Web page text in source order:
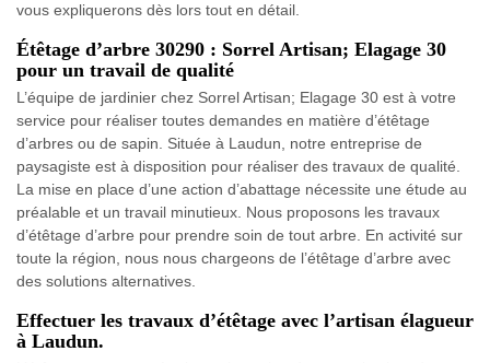
vous expliquerons dès lors tout en détail.
Étêtage d’arbre 30290 : Sorrel Artisan; Elagage 30
pour un travail de qualité
L’équipe de jardinier chez Sorrel Artisan; Elagage 30 est à votre
service pour réaliser toutes demandes en matière d’étêtage
d’arbres ou de sapin. Située à Laudun, notre entreprise de
paysagiste est à disposition pour réaliser des travaux de qualité.
La mise en place d’une action d’abattage nécessite une étude au
préalable et un travail minutieux. Nous proposons les travaux
d’étêtage d’arbre pour prendre soin de tout arbre. En activité sur
toute la région, nous nous chargeons de l’étêtage d’arbre avec
des solutions alternatives.
Effectuer les travaux d’étêtage avec l’artisan élagueur
à Laudun.